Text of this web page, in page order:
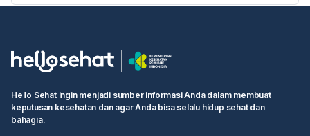
• Masukkan "Primaya Hospital Bekasi Barat" di kotak pencarian
• Pilih waktu ujian dan klik kotak "Lanjutkan untuk membuat
booking"
Langkah 2: Pergi ke rumah sakit atau klinik terjadwal, pergi ke
konter penerimaan medis, tunjukkan informasi pemesanan
Hello Sehat ingin menjadi sumber informasi Anda dalam membuat
keputusan kesehatan dan agar Anda bisa selalu hidup sehat dan
bahagia.